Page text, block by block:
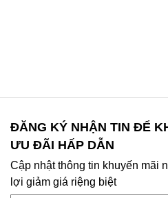
ĐĂNG KÝ NHẬN TIN ĐỂ
ƯU ĐÃI HẤP DẪN
Cập nhật thông tin khuyến mãi
lợi giảm giá riệng biệt